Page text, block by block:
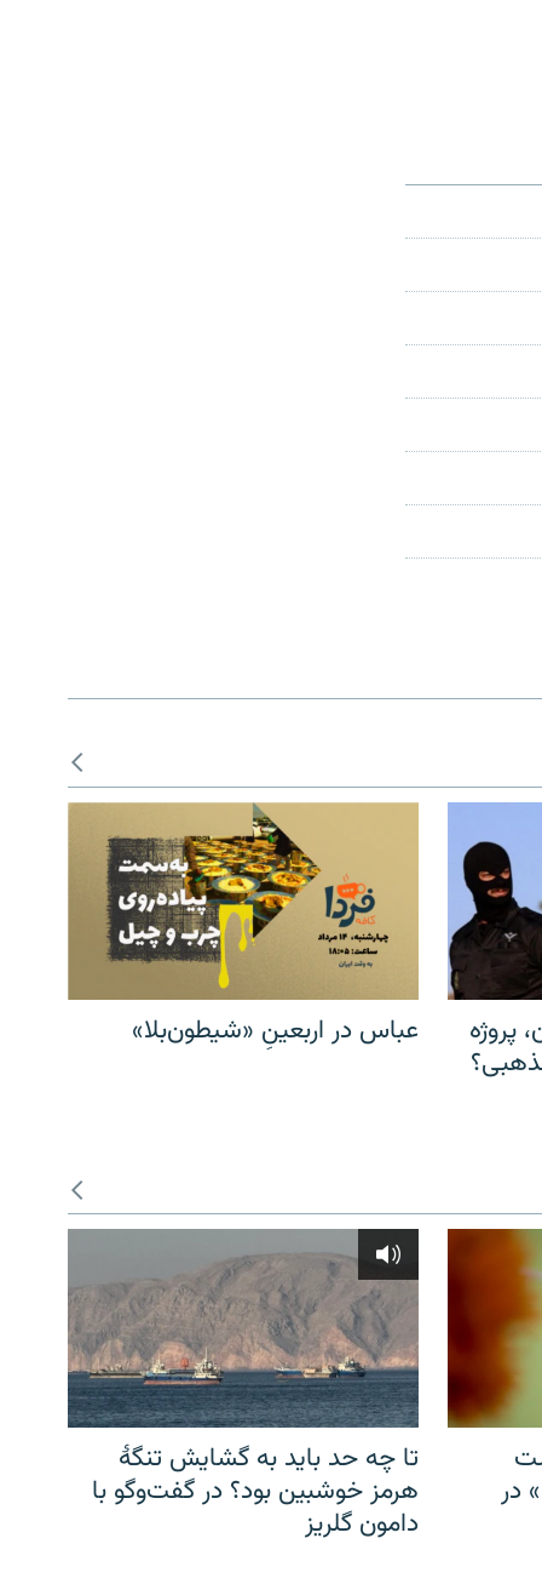
پروژه
عباس در اربعینِ «شیطون‌بلا»
در
تا چه حد باید به گشایش تنگهٔ
هرمز خوشبین بود؟ در گفت‌وگو با
دامون گلریز